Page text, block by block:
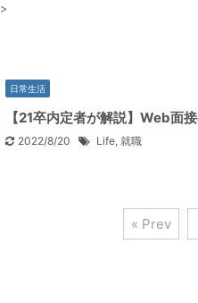
>
日常生活
【21卒内定者が解説】Web面
2022/8/20 Life, 就職
« Prev